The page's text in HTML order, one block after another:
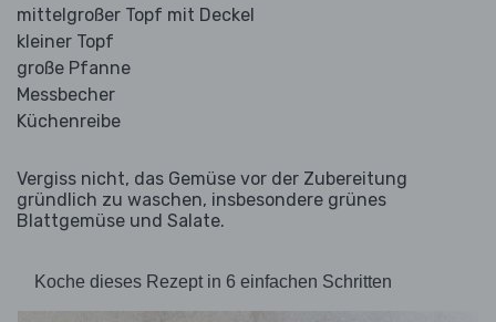
mittelgroßer Topf mit Deckel
kleiner Topf
große Pfanne
Messbecher
Küchenreibe
Vergiss nicht, das Gemüse vor der Zubereitung
gründlich zu waschen, insbesondere grünes
Blattgemüse und Salate.
Koche dieses Rezept in 6 einfachen Schritten